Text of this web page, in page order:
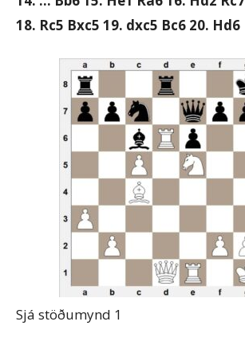
18. Rc5 Bxc5 19. dxc5 Bc6 20. Hd6
Sjá stöðumynd 1